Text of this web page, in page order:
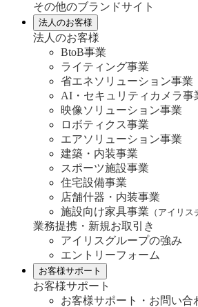
その他のブランドサイト
法人のお客様
法人のお客様
BtoB事業
ライティング事業
省エネソリューション事業
AI・セキュリティカメラ事
映像ソリューション事業
ロボティクス事業
エアソリューション事業
建築・内装事業
スポーツ施設事業
住宅設備事業
店舗什器・内装事業
施設向け家具事業 （アイリス
業務提携・新規お取引き
アイリスグループの強み
エントリーフォーム
お客様サポート
お客様サポート
お客様サポート・お問い合